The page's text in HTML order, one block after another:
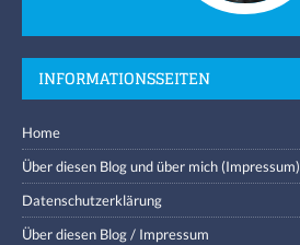
INFORMATIONSSEITEN
Home
Über diesen Blog und über mich (Impressum)
Datenschutzerklärung
Über diesen Blog / Impressum